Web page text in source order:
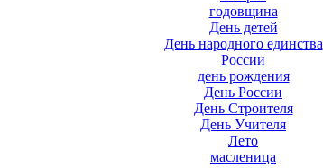
годовщина
День детей
День народного единства
России
день рождения
День России
День Строителя
День Учителя
Лето
масленица